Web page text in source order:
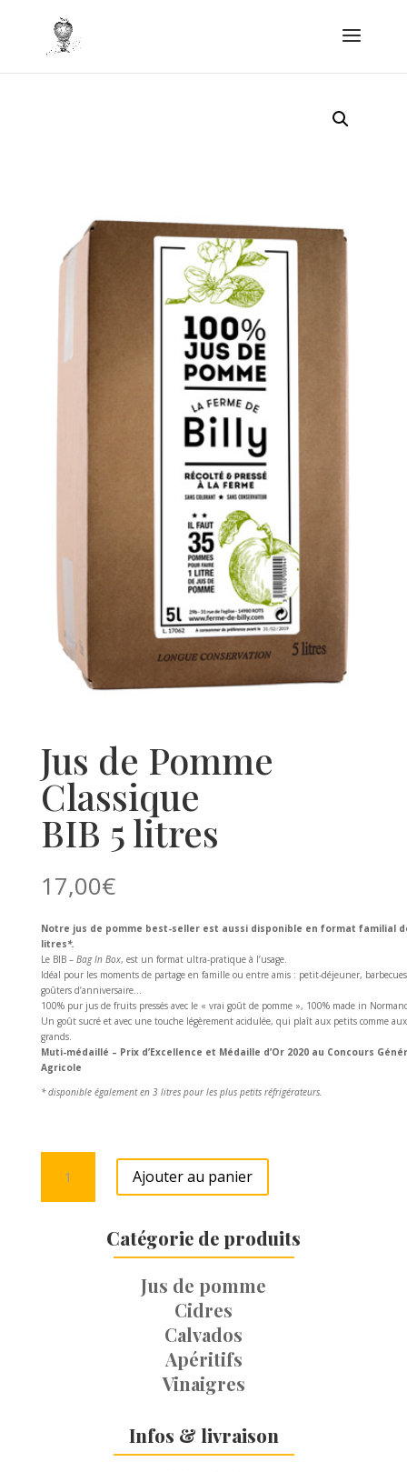
Jus de Pomme
Classique
BIB 5 litres
17,00€
Notre jus de pomme best-seller est aussi disponible en format familial
litres*.
Le BIB – Bag In Box, est un format ultra-pratique à l’usage.
Idéal pour les moments de partage en famille ou entre amis : petit-déjeuner,
goûters d’anniversaire…
100% pur jus de fruits pressés avec le « vrai goût de pomme », 100% made in
Un goût sucré et avec une touche légèrement acidulée, qui plaît aux petits comme aux
grands.
Muti-médaillé – Prix d’Excellence et Médaille d’Or 2020 au Concours
Agricole
* disponible également en 3 litres pour les plus petits réfrigérateurs.
de
Ajouter au panier
Catégorie de produits
Jus de pomme
Cidres
Calvados
Apéritifs
Vinaigres
Infos & livraison